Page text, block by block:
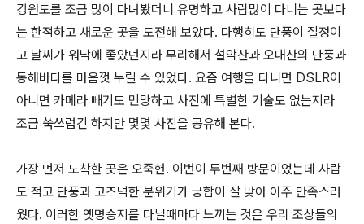
강원도를 조금 많이 다녀봤더니 유명하고 사람많이 다니는 곳보다
는 한적하고 새로운 곳을 도전해 보았다. 다행히도 단풍이 절정이
고 날씨가 워낙에 좋았던지라 무리해서 설악산과 오대산의 단풍과
동해바다를 마음껏 누릴 수 있었다. 요즘 여행을 다니면 DSLR이
아니면 카메라 빼기도 민망하고 사진에 특별한 기술도 없는지라
조금 쑥쓰럽긴 하지만 몇몇 사진을 공유해 본다.
가장 먼저 도착한 곳은 오죽헌. 이번이 두번째 방문이었는데 사람
도 적고 단풍과 고즈넉한 분위기가 궁합이 잘 맞아 아주 만족스러
웠다. 이러한 옛명승지를 다닐때마다 느끼는 것은 우리 조상들의